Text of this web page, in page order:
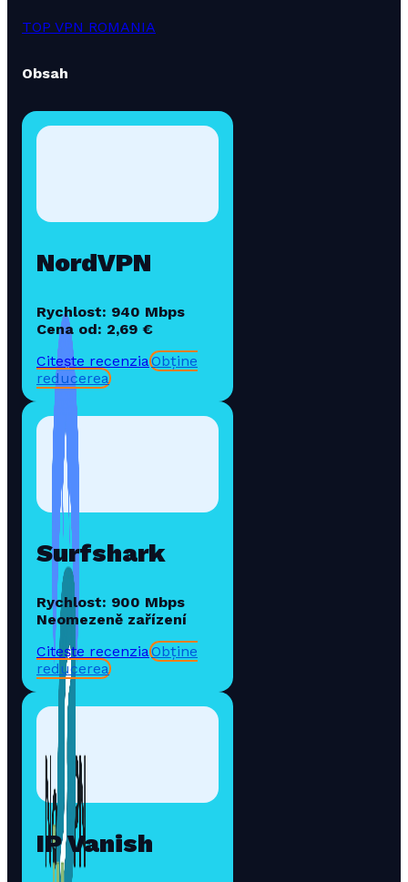
TOP VPN ROMANIA
Obsah
NordVPN
Rychlost: 940 Mbps
Cena od: 2,69 €
Citește recenziaObține
reducerea
Surfshark
Rychlost: 900 Mbps
Neomezeně zařízení
Citește recenziaObține
reducerea
IP Vanish